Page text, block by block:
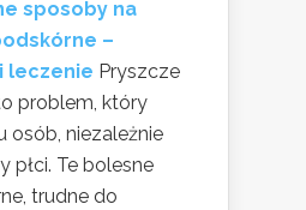
sposoby na
–
leczenie Pryszcze
problem, który
osób, niezależnie
płci. Te bolesne
trudne do